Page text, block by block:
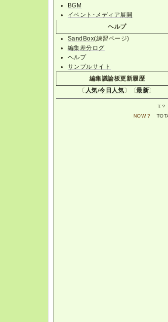
BGM
イベント･メディア展開
ヘルプ
SandBox(練習ページ)
編集差分ログ
ヘルプ
サンプルサイト
編集議論板更新履歴
〔 人気/今日人気〕〔最新〕
T. ?
NOW.?